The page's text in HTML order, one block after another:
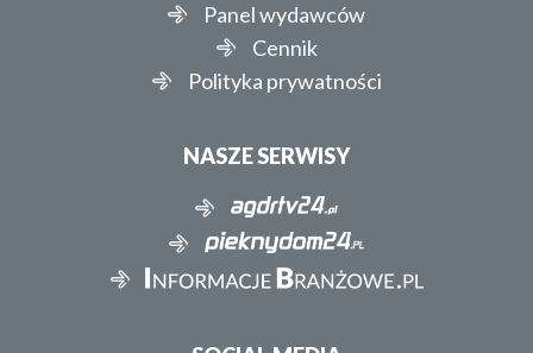
Panel wydawców
Cennik
Polityka prywatności
NASZE SERWISY